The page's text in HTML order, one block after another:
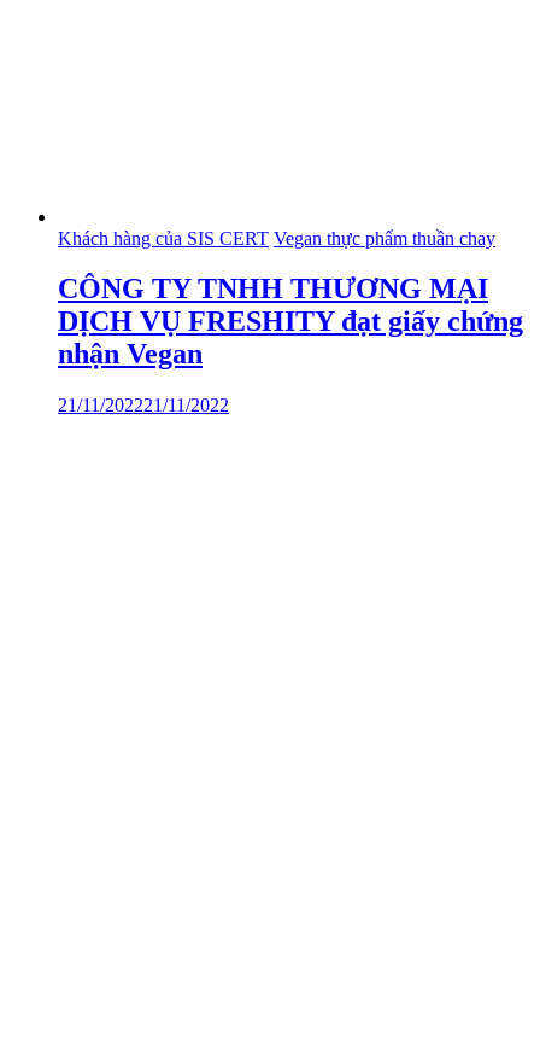
Khách hàng của SIS CERT Vegan thực phẩm thuần chay
CÔNG TY TNHH THƯƠNG MẠI
DỊCH VỤ FRESHITY đạt giấy chứng
nhận Vegan
21/11/202221/11/2022